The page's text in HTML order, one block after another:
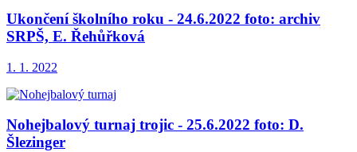
Ukončení školního roku - 24.6.2022 foto: archiv
SRPŠ, E. Řehůřková
1. 1. 2022
Nohejbalový turnaj trojic - 25.6.2022 foto: D.
Šlezinger